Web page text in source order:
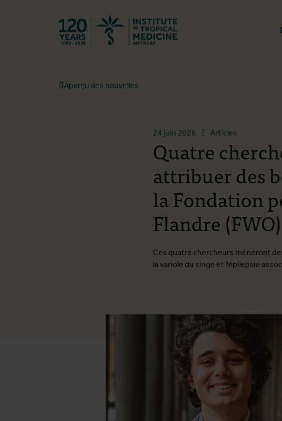
Aperçu des nouvelles
24 juin 2026 Articles
Quatre
attribuer des
la Fondation
Flandre (FWO)
Ces quatre chercheurs mèneront
la variole du singe et l'épilepsie